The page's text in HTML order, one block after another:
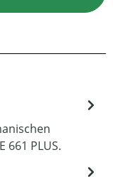
661 PLUS.